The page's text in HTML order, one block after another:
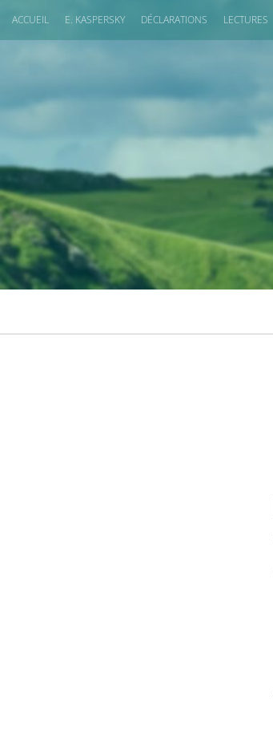
ACCUEIL E. KASPERSKY DÉCLARATIONS LECTURES